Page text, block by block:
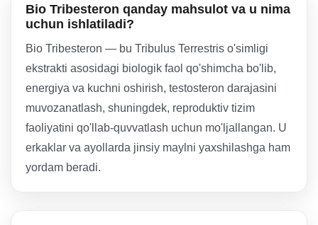
Bio Tribesteron qanday mahsulot va u nima
uchun ishlatiladi?
Bio Tribesteron — bu Tribulus Terrestris o'simligi
ekstrakti asosidagi biologik faol qo'shimcha bo'lib,
energiya va kuchni oshirish, testosteron darajasini
muvozanatlash, shuningdek, reproduktiv tizim
faoliyatini qo'llab-quvvatlash uchun mo'ljallangan. U
erkaklar va ayollarda jinsiy maylni yaxshilashga ham
yordam beradi.